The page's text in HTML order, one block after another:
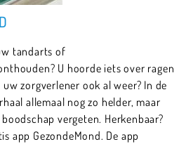
tandarts of
U hoorde iets over ragen
zorgverlener ook al weer? In de
allemaal nog zo helder, maar
vergeten. Herkenbaar?
app GezondeMond. De app